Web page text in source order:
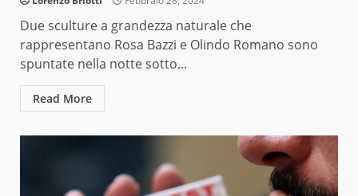
Due sculture a grandezza naturale che
rappresentano Rosa Bazzi e Olindo Romano sono
spuntate nella notte sotto...
Read More